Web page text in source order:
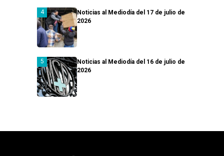
Noticias al Mediodía del 17 de julio de
2026
Noticias al Mediodía del 16 de julio de
2026